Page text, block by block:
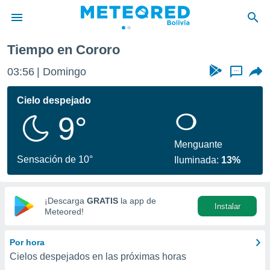
de
ha
calidad.
a este
las
y
digital
basada
Tiempo en Cororo
03:56 Domingo ...
Cielo despejado
9°
Sensación de 10°
Menguante
Iluminada: 13%
¡Descarga GRATIS la app de
Meteored!
Instalar
Por hora
Cielos despejados en las próximas horas